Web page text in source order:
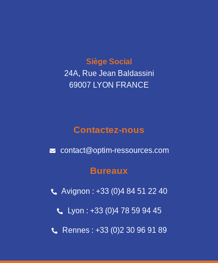
Siège Social
24A, Rue Jean Baldassini
69007 LYON FRANCE
Contactez-nous
contact@optim-ressources.com
Bureaux
Avignon : +33 (0)4 84 51 22 40
Lyon : +33 (0)4 78 59 94 45
Rennes : +33 (0)2 30 96 91 89